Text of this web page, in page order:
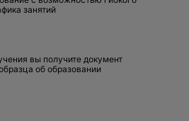
занятий
вы получите документ
об образовании